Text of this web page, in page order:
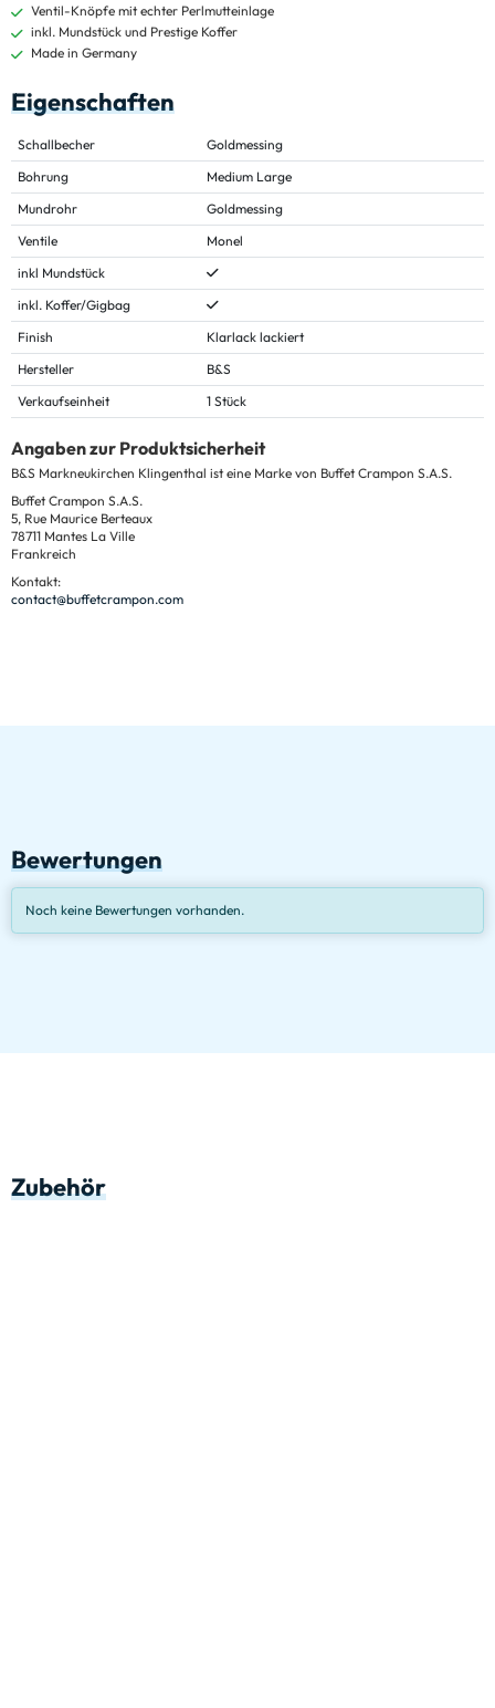
Ventil-Knöpfe mit echter Perlmutteinlage
inkl. Mundstück und Prestige Koffer
Made in Germany
Eigenschaften
Schallbecher
Goldmessing
Bohrung
Medium Large
Mundrohr
Goldmessing
Ventile
Monel
inkl Mundstück
inkl. Koffer/Gigbag
Finish
Klarlack lackiert
Hersteller
B&S
Verkaufseinheit
1 Stück
Angaben zur Produktsicherheit
B&S Markneukirchen Klingenthal ist eine Marke von Buffet Crampon S.A.S.
Buffet Crampon S.A.S.
5, Rue Maurice Berteaux
78711 Mantes La Ville
Frankreich
Kontakt:
contact@buffetcrampon.com
Bewertungen
Noch keine Bewertungen vorhanden.
Zubehör